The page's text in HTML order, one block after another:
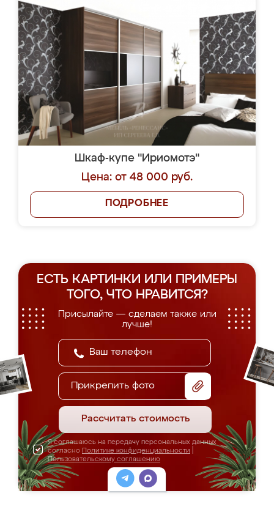
Шкаф-купе "Ириомотэ"
Цена: от 48 000 руб.
ПОДРОБНЕЕ
ЕСТЬ КАРТИНКИ ИЛИ ПРИМЕРЫ
ТОГО, ЧТО НРАВИТСЯ?
Присылайте — сделаем также или
лучше!
Прикрепить фото
Рассчитать стоимость
Я соглашаюсь на передачу персональных данных
согласно Политике конфиденциальности
Пользовательскому соглашению